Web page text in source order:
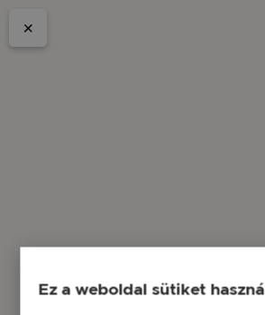
Ez a weboldal sütiket használ